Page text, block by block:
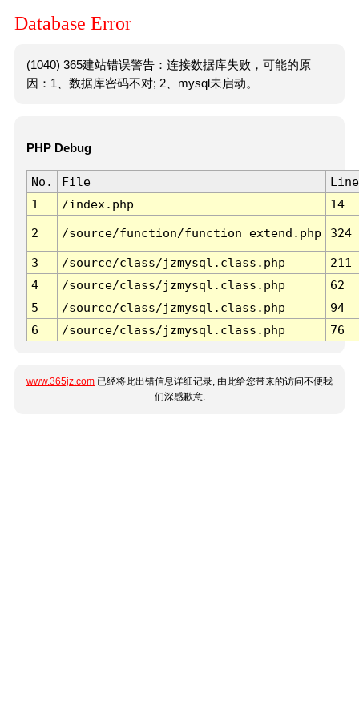
Database Error
(1040) 365建站错误警告：连接数据库失败，可能的原
因：1、数据库密码不对; 2、mysql未启动。
PHP Debug
No. File
Line
1
/index.php 14
2 /source/function/function_extend.php 324
3 /source/class/jzmysql.class.php
211
4
/source/class/jzmysql.class.php
62
5
/source/class/jzmysql.class.php
94
6
/source/class/jzmysql.class.php 76
www.365jz.com 已经将此出错信息详细记录, 由此给您带来的访问不便我
们深感歉意.